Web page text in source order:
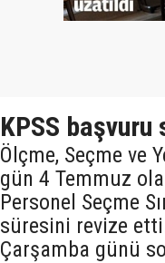
KPSS başvuru
Ölçme, Seçme ve
gün 4 Temmuz
Personel Seçme
süresini revize
Çarşamba günü